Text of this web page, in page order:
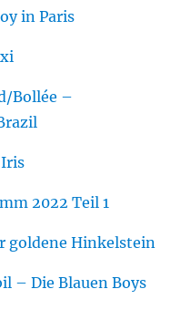
in Paris
Bollée –
2022 Teil 1
goldene Hinkelstein
– Die Blauen Boys